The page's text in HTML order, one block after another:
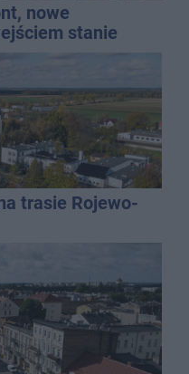
nowe
stanie
trasie Rojewo-